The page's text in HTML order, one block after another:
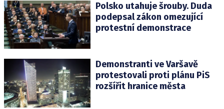
Polsko utahuje šrouby. Duda
podepsal zákon omezující
protestní demonstrace
Demonstranti ve Varšavě
protestovali proti plánu PiS
rozšířit hranice města